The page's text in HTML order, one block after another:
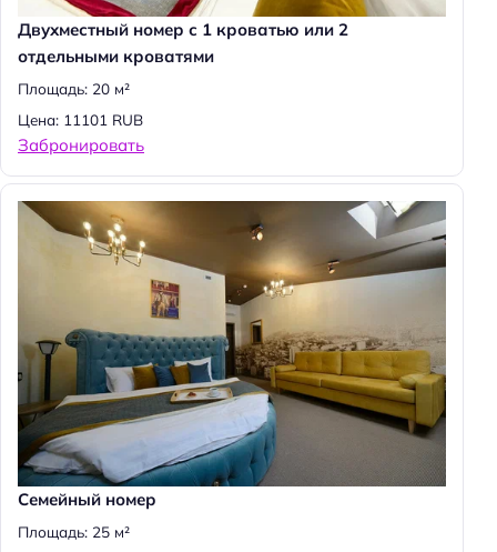
Двухместный номер с 1 кроватью или 2
отдельными кроватями
Площадь: 20 м²
Цена: 11101 RUB
Забронировать
Семейный номер
Площадь: 25 м²